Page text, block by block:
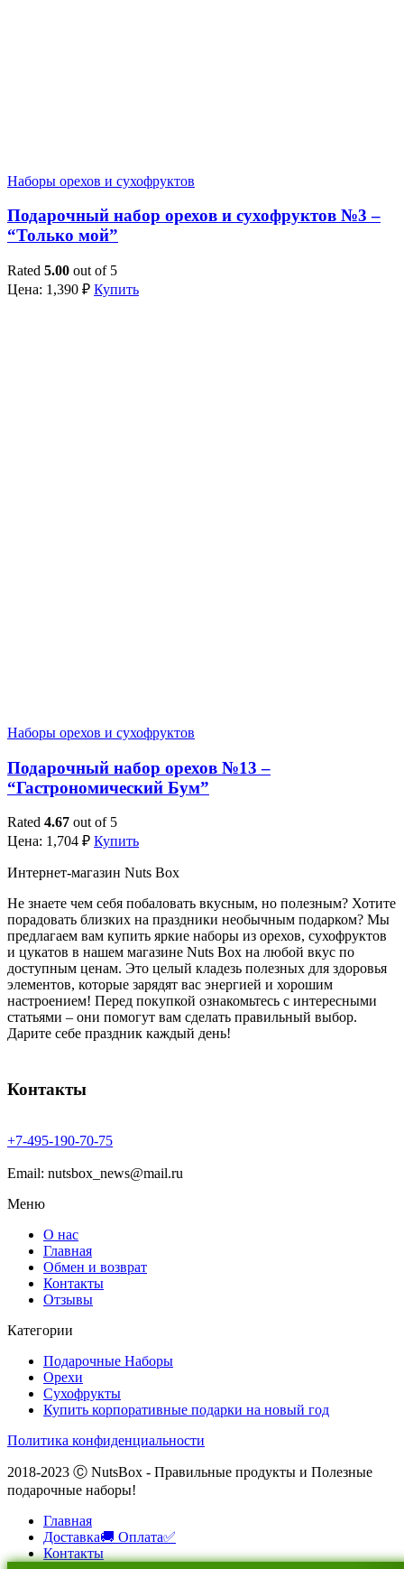
Наборы орехов и сухофруктов
Подарочный набор орехов и сухофруктов №3 –
“Только мой”
Rated 5.00 out of 5
Цена: 1,390 ₽ Купить
Наборы орехов и сухофруктов
Подарочный набор орехов №13 –
“Гастрономический Бум”
Rated 4.67 out of 5
Цена: 1,704 ₽ Купить
Интернет-магазин Nuts Box
Не знаете чем себя побаловать вкусным, но полезным? Хотите
порадовать близких на праздники необычным подарком? Мы
предлагаем вам купить яркие наборы из орехов, сухофруктов
и цукатов в нашем магазине Nuts Box на любой вкус по
доступным ценам. Это целый кладезь полезных для здоровья
элементов, которые зарядят вас энергией и хорошим
настроением! Перед покупкой ознакомьтесь с интересными
статьями – они помогут вам сделать правильный выбор.
Дарите себе праздник каждый день!
Контакты
+7-495-190-70-75
Email: nutsbox_news@mail.ru
Меню
О нас
Главная
Обмен и возврат
Контакты
Отзывы
Категории
Подарочные Наборы
Орехи
Сухофрукты
Купить корпоративные подарки на новый год
Политика конфиденциальности
2018-2023 Ⓒ NutsBox - Правильные продукты и Полезные
подарочные наборы!
Главная
Доставка🚚 Оплата✅
Контакты